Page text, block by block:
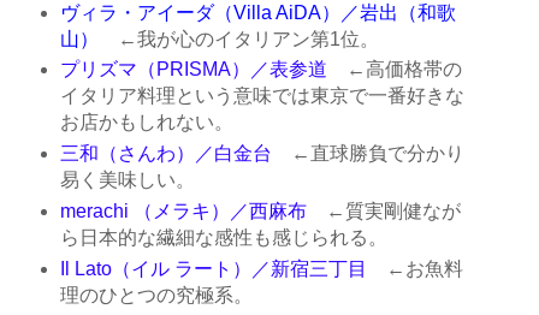
ヴィラ・アイーダ（Villa AiDA）／岩出（和歌
山）
←我が心のイタリアン第1位。
プリズマ（PRISMA）／表参道 ←高価格帯の
イタリア料理という意味では東京で一番好きな
お店かもしれない。
三和（さんわ）／白金台 ←直球勝負で分かり
易く美味しい。
merachi （メラキ）／西麻布←質実剛健なが
ら日本的な繊細な感性も感じられる。
Il Lato（イル ラート）／新宿三丁目
←お魚料
理のひとつの究極系。